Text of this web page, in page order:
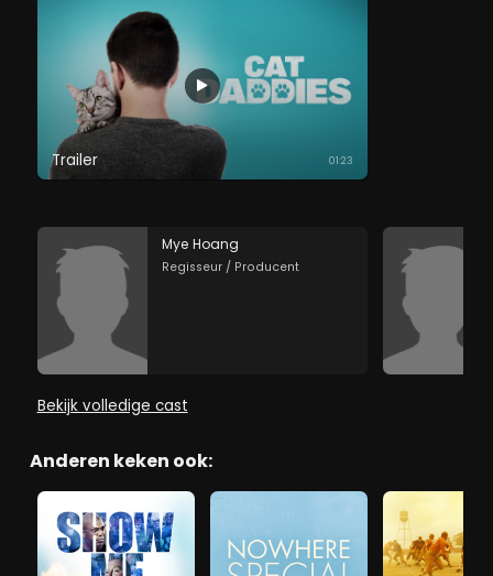
Trailer 01:23
Mye Hoang
Regisseur / Producent
Bekijk volledige cast
Anderen keken ook: